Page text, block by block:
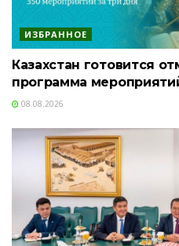
ИЗБРАННОЕ
Казахстан готовится
программа
08.08.2026